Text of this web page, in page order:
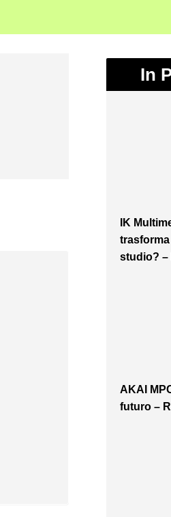
In
IK
studio? –
AKAI
futuro –